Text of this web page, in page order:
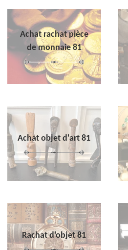
Achat rachat pièce
de monnaie 81
Achat objet d'art 81
Rachat d'objet 81